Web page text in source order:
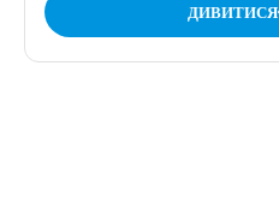
ДИВИТИСЯ